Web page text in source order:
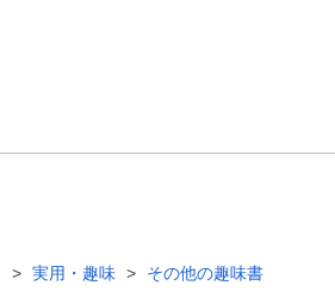
実用・趣味 その他の趣味書